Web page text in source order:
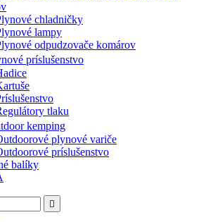
chladničky
lampy
odpudzovače komárov
príslušenstvo
tlaku
kemping
plynové variče
príslušenstvo
balíky
